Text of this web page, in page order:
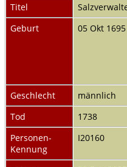
Titel
Geburt
05 Okt 1695
Geschlecht
männlich
Tod
1738
Personen-
Kennung
I20160